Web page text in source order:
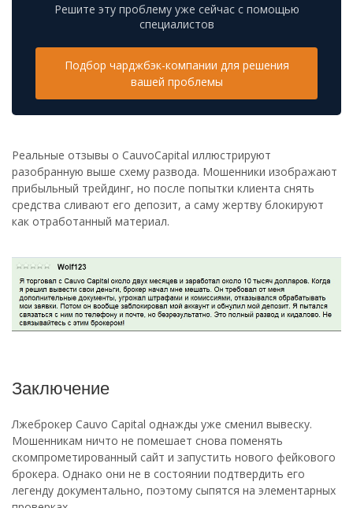
Решите эту проблему уже сейчас с помощью
специалистов
Подбор чарджбэк-компании для решения
вашей проблемы
Реальные отзывы о CauvoCapital иллюстрируют
разобранную выше схему развода. Мошенники изображают
прибыльный трейдинг, но после попытки клиента снять
средства сливают его депозит, а саму жертву блокируют
как отработанный материал.
Заключение
Лжеброкер Cauvo Capital однажды уже сменил вывеску.
Мошенникам ничто не помешает снова поменять
скомпрометированный сайт и запустить нового фейкового
брокера. Однако они не в состоянии подтвердить его
легенду документально, поэтому сыпятся на элементарных